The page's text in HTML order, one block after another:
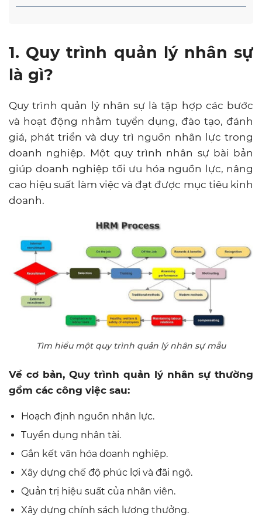
1. Quy trình quản lý nhân sự
là gì?
Quy trình quản lý nhân sự là tập hợp các bước
và hoạt động nhằm tuyển dụng, đào tạo, đánh
giá, phát triển và duy trì nguồn nhân lực trong
doanh nghiệp. Một quy trình nhân sự bài bản
giúp doanh nghiệp tối ưu hóa nguồn lực, nâng
cao hiệu suất làm việc và đạt được mục tiêu kinh
doanh.
Tìm hiểu một quy trình quản lý nhân sự mẫu
Về cơ bản, Quy trình quản lý nhân sự thường
gồm các công việc sau:
Hoạch định nguồn nhân lực.
Tuyển dụng nhân tài.
Gắn kết văn hóa doanh nghiệp.
Xây dựng chế độ phúc lợi và đãi ngộ.
Quản trị hiệu suất của nhân viên.
Xây dựng chính sách lương thưởng.